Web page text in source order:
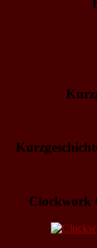
Clockwork